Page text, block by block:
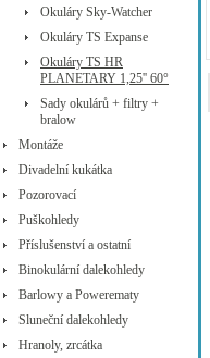
Okuláry Sky-Watcher
Okuláry TS Expanse
Okuláry TS HR
PLANETARY 1,25'' 60°
Sady okulárů + filtry +
bralow
Montáže
Divadelní kukátka
Pozorovací
Puškohledy
Příslušenství a ostatní
Binokulární dalekohledy
Barlowy a Powerematy
Sluneční dalekohledy
Hranoly, zrcátka